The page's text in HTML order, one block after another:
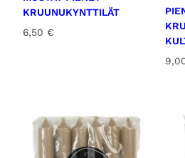
KRUUNUKYNTTILÄT
6,50 €